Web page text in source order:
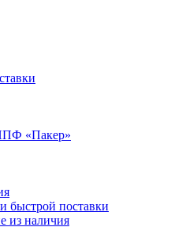
быстрой поставки